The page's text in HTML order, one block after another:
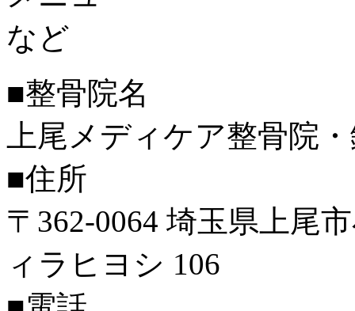
■整骨院名
上尾メディケア整骨院
■住所
〒362-0064 埼玉県上尾
ィラヒヨシ 106